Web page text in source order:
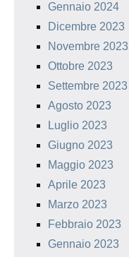
Gennaio 2024
Dicembre 2023
Novembre 2023
Ottobre 2023
Settembre 2023
Agosto 2023
Luglio 2023
Giugno 2023
Maggio 2023
Aprile 2023
Marzo 2023
Febbraio 2023
Gennaio 2023